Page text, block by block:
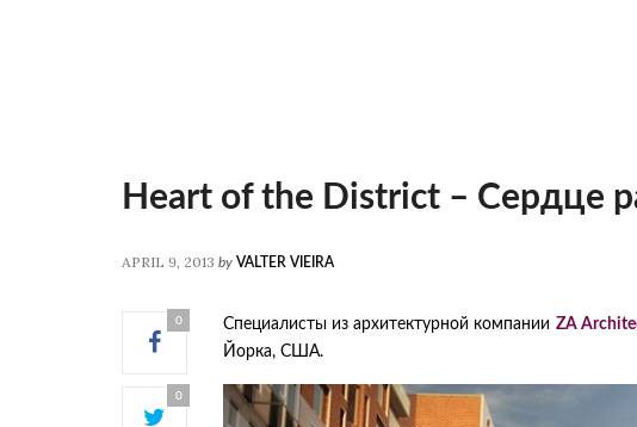
Heart of the District – Cердце
APRIL 9, 2013 by VALTER VIEIRA
0
0
Специалисты из архитектурной компании ZA
Йорка, США.